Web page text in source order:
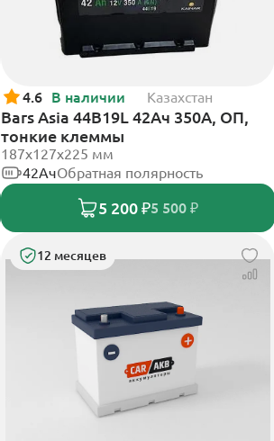
4.6 В наличии Казахстан
Bars Asia 44B19L 42Ач 350А, ОП,
тонкие клеммы
187x127x225 мм
42АчОбратная полярность
5 200 ₽5 500 ₽
12 месяцев